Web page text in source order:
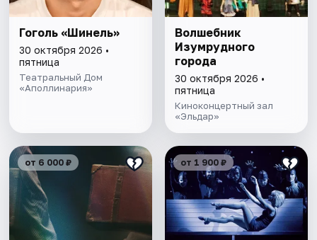
Гоголь «Шинель»
30 октября 2026 •
пятница
Театральный Дом
«Аполлинария»
Волшебник
Изумрудного
города
30 октября 2026 •
пятница
Киноконцертный зал
«Эльдар»
от 6 000 ₽ от 1 900 ₽